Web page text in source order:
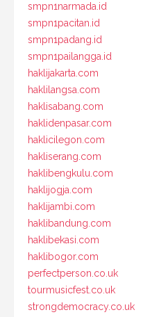
smpn1narmada.id
smpn1pacitan.id
smpn1padang.id
smpn1pailangga.id
haklijakarta.com
haklilangsa.com
haklisabang.com
haklidenpasar.com
haklicilegon.com
hakliserang.com
haklibengkulu.com
haklijogja.com
haklijambi.com
haklibandung.com
haklibekasi.com
haklibogor.com
perfectperson.co.uk
tourmusicfest.co.uk
strongdemocracy.co.uk